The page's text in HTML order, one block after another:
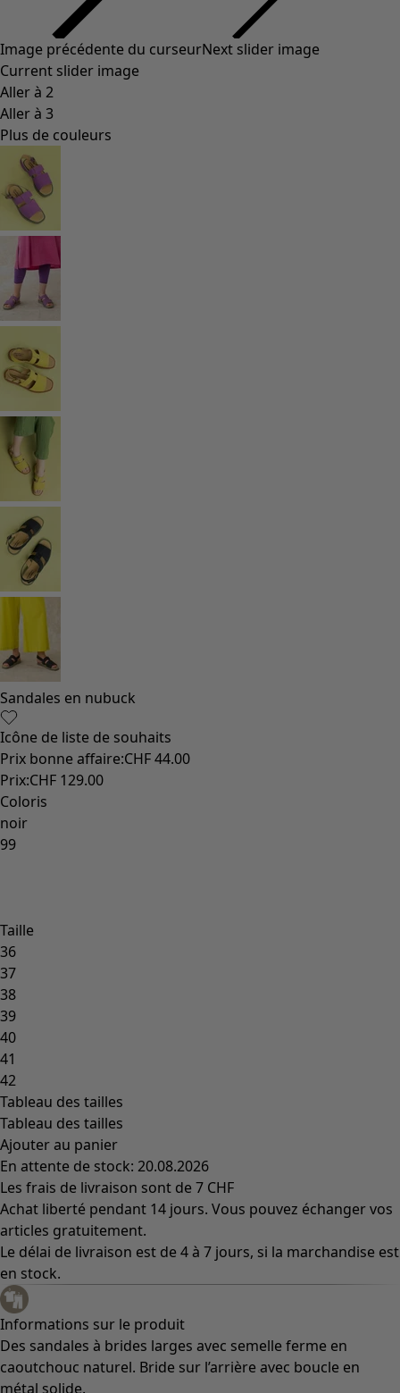
Styles de vétements
Vêtements en lin
Robes de style hippie
Grandes Tailles
À fleurs
Vêtements hippies
Une mode scandinave
Superpositions
À rayures
Des carreaux à foison
À pois
Vêtements bio
Un design suédois
Robes en jersey
Vêtements bohèmes
Des vêtements pour les soirées fraîches
Vêtements à motif
Coton
Coton biologique
Maillots de bain et vêtements de plage
Vêtements de fête
Collections
Dans l'univers du kimono
Monsoon
Étendues champêtres
Coimbatore
Les classiques de Gudrun
Des tournesols pour le HCR